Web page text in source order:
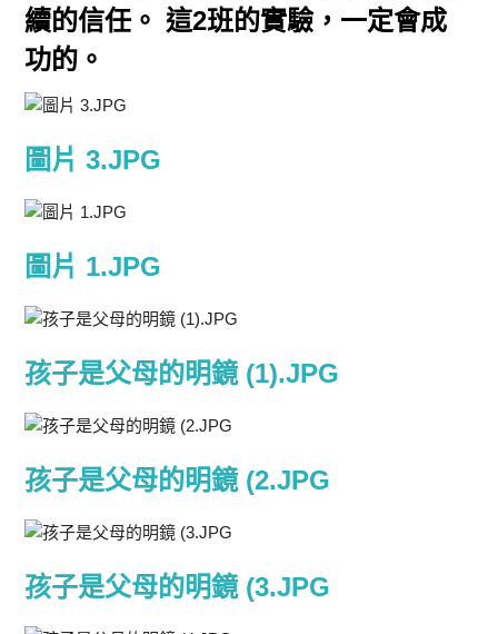
續的信任。 這2班的實驗，一定會成
功的。
圖片 3.JPG
圖片 1.JPG
孩子是父母的明鏡 (1).JPG
孩子是父母的明鏡 (2.JPG
孩子是父母的明鏡 (3.JPG